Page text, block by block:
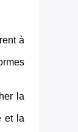
à
la
et la